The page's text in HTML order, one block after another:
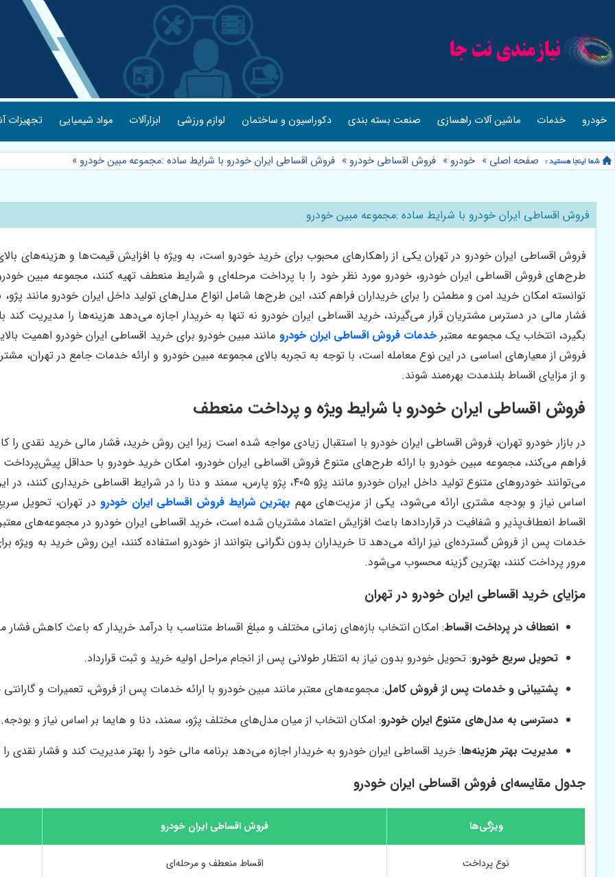
خودرو خدمات ماشین آلات راهسازی صنعت بسته بندی دکوراسیون و ساختمان لوازم ورزشی ابزارآلات مواد شیمیایی تجهیزات
صفحه اصلی » خودرو » فروش اقساطی خودرو » فروش اقساطی ایران خودرو با شرایط ساده :مجموعه مبین خودرو »
فروش اقساطی ایران خودرو با شرایط ساده :مجموعه مبین خودرو
فروش اقساطی ایران خودرو در تهران یکی از راهکارهای محبوب برای خرید خودرو است، به ویژه با افزایش قیمت‌ها و هزینه‌های
طرح‌های فروش اقساطی ایران خودرو، خودرو مورد نظر خود را با پرداخت مرحله‌ای و شرایط منعطف تهیه کنند، مجموعه مبین
توانسته امکان خرید امن و مطمئن را برای خریداران فراهم کند، این طرح‌ها شامل انواع مدل‌های تولید داخل ایران خودرو مانند
فشار مالی در دسترس مشتریان قرار می‌گیرند، خرید اقساطی ایران خودرو نه تنها به خریدار اجازه می‌دهد هزینه‌ها را مدیریت کند
بگیرد، انتخاب یک مجموعه معتبر خدمات فروش اقساطی ایران خودرو مانند مبین خودرو برای خرید اقساطی ایران خودرو اهمیت
فروش از معیارهای اساسی در این نوع معامله است، با توجه به تجربه بالای مجموعه مبین خودرو و ارائه خدمات جامع در تهران،
و از مزایای اقساط بلندمدت بهره‌مند شوند.
فروش اقساطی ایران خودرو با شرایط ویژه و پرداخت منعطف
در بازار خودرو تهران، فروش اقساطی ایران خودرو با استقبال زیادی مواجه شده است زیرا این روش خرید، فشار مالی خرید نقدی
فراهم می‌کند، مجموعه مبین خودرو با ارائه طرح‌های متنوع فروش اقساطی ایران خودرو، امکان خرید خودرو با حداقل
می‌توانند خودروهای متنوع تولید داخل ایران خودرو مانند پژو ۴۰۵، پژو پارس، سمند و دنا را
اساس نیاز و بودجه مشتری ارائه می‌شود، یکی از مزیت‌های مهم بهترین شرایط فروش اقساطی ایران خودرو در تهران، تحویل
اقساط انعطاف‌پذیر و شفافیت در قراردادها باعث افزایش اعتماد مشتریان شده است، خرید اقساطی ایران خودرو در مجموعه‌های
خدمات پس از فروش گسترده‌ای نیز ارائه می‌دهد تا خریداران بدون نگرانی بتوانند از خودرو استفاده کنند، این روش خرید به ویژه
مرور پرداخت کنند، بهترین گزینه محسوب می‌شود.
مزایای خرید اقساطی ایران خودرو در تهران
انعطاف در پرداخت اقساط: امکان انتخاب بازه‌های زمانی مختلف و مبلغ اقساط متناسب با درآمد خریدار که باعث کاهش فشار
تحویل سریع خودرو: تحویل خودرو بدون نیاز به انتظار طولانی پس از انجام مراحل اولیه خرید و ثبت قرارداد.
پشتیبانی و خدمات پس از فروش کامل: مجموعه‌های معتبر مانند مبین خودرو با ارائه خدمات پس از فروش، تعمیرات و گارانتی
دسترسی به مدل‌های متنوع ایران خودرو: امکان انتخاب از میان مدل‌های مختلف پژو، سمند، دنا و هایما بر اساس نیاز و بودجه.
مدیریت بهتر هزینه‌ها: خرید اقساطی ایران خودرو به خریدار اجازه می‌دهد برنامه مالی خود را بهتر مدیریت کند و فشار نقدی
جدول مقایسه‌ای فروش اقساطی ایران خودرو
ویژگی‌ها فروش اقساطی ایران خودرو
نوع پرداخت اقساط منعطف و مرحله‌ای